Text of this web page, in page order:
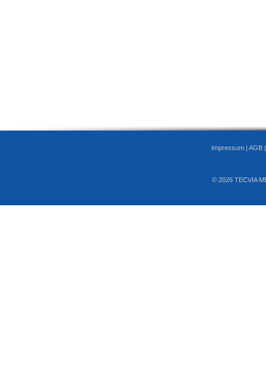
Impressum | AGB
© 2026 TECVIA